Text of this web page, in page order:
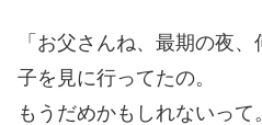
「お父さんね、最期の夜
子を見に行ってたの。
もうだめかもしれないって。